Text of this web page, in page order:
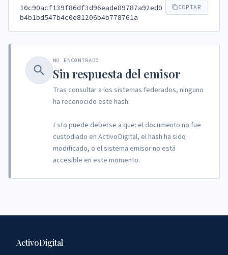
10c90acf139f86df3d96eade89787a92ed0
b4b1bd547b4c0e81206b4b778761a
COPIAR
NO ENCONTRADO
Sin respuesta del emisor
Tras consultar a los sistemas federados, ninguno
ha reconocido este hash.
Esto puede deberse a que: el documento no fue
custodiado en ActivoDigital, el hash ha sido
modificado, o el sistema emisor no está
accesible en este momento.
ActivoDigital